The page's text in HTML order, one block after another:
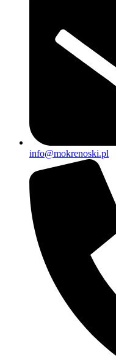
info@mokrenoski.pl